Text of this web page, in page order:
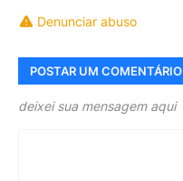
Denunciar abuso
POSTAR UM COMENTÁRIO
deixei sua mensagem aqui